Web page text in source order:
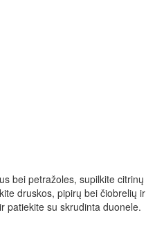
bei petražoles, supilkite citrinų
druskos, pipirų bei čiobrelių ir
patiekite su skrudinta duonele.